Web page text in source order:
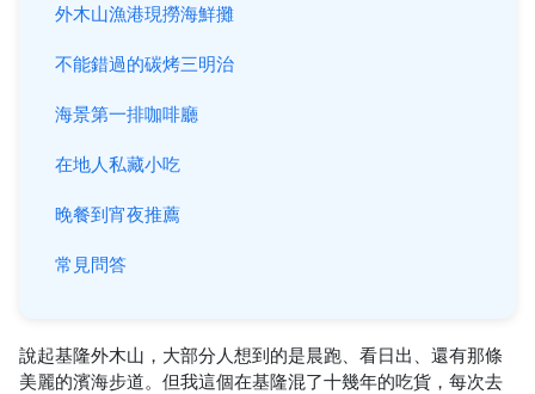
外木山漁港現撈海鮮攤
不能錯過的碳烤三明治
海景第一排咖啡廳
在地人私藏小吃
晚餐到宵夜推薦
常見問答
說起基隆外木山，大部分人想到的是晨跑、看日出、還有那條
美麗的濱海步道。但我這個在基隆混了十幾年的吃貨，每次去